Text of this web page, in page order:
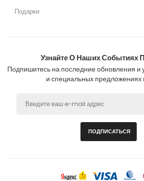
Подарки
Узнайте О Наших Событиях
Подпишитесь на последние обновления и
и специальных
ПОДПИСАТЬСЯ